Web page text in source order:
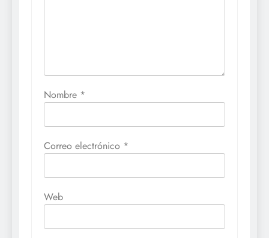
Nombre *
Correo electrónico *
Web